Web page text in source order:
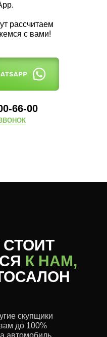
рассчитаем
с вами!
66-00
скупщики
до 100%
автомобиль.
К НАМ,